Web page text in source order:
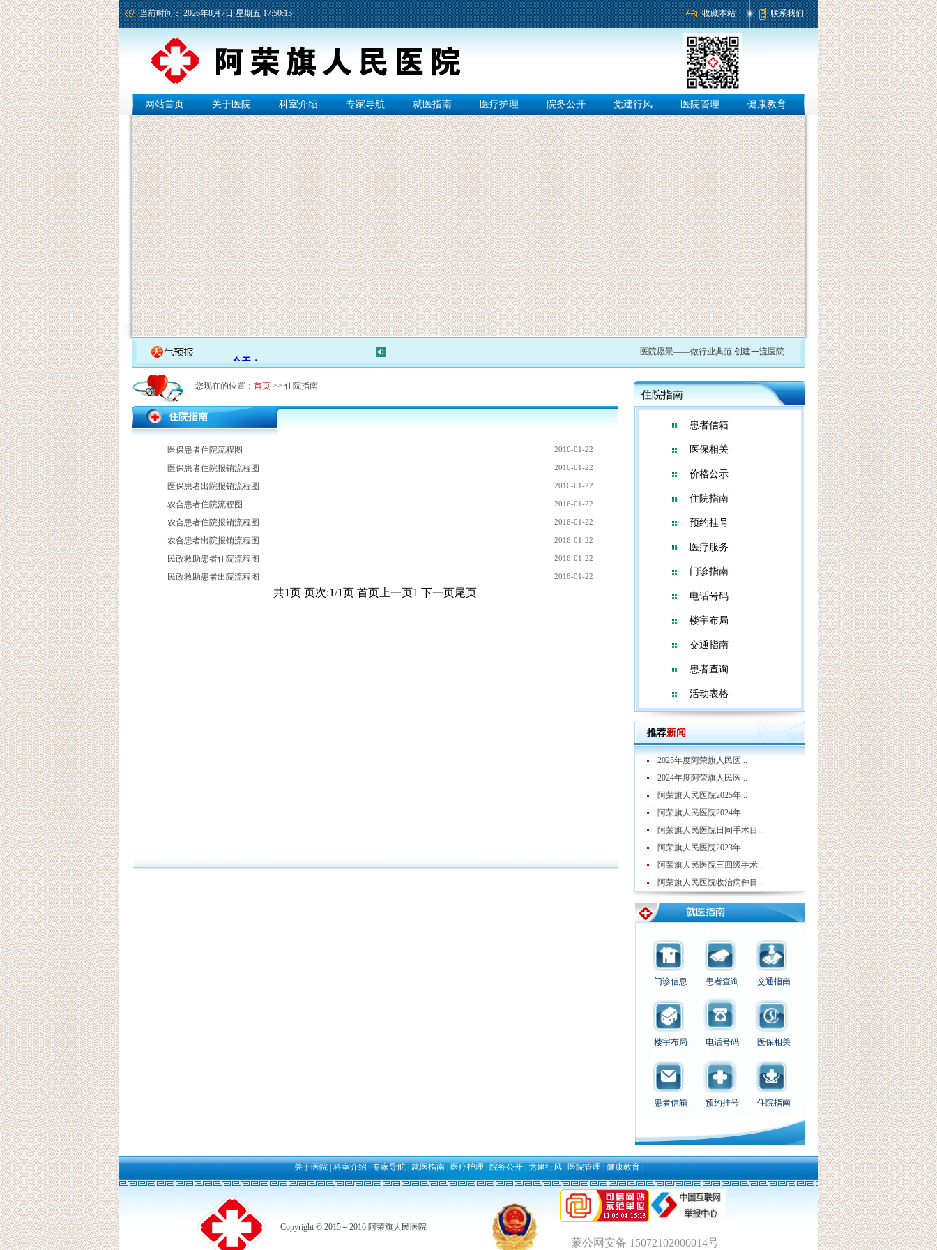
当前时间：2026年8月7日 星期五 17:50:16 收藏本站 联系我们
网站首页 关于医院 科室介绍 专家导航 就医指南 医疗护理 院务公开 党建行风 医院管理 健康教育
医院愿景——做行业典范 创建一流医院
您现在的位置： 首页 >> 住院指南
住院指南
医保患者住院流程图 2016-01-22
医保患者住院报销流程图 2016-01-22
医保患者出院报销流程图 2016-01-22
农合患者住院流程图 2016-01-22
农合患者住院报销流程图 2016-01-22
农合患者出院报销流程图 2016-01-22
民政救助患者住院流程图 2016-01-22
民政救助患者出院流程图 2016-01-22
共1页 页次:1/1页 首页 上一页1 下一页尾页
住院指南
患者信箱
医保相关
价格公示
住院指南
预约挂号
医疗服务
门诊指南
电话号码
楼宇布局
交通指南
患者查询
活动表格
推荐新闻
2025年度阿荣旗人民医...
2024年度阿荣旗人民医...
阿荣旗人民医院2025年...
阿荣旗人民医院2024年...
阿荣旗人民医院日间手术目...
阿荣旗人民医院2023年...
阿荣旗人民医院三四级手术...
阿荣旗人民医院收治病种目...
门诊信息 患者查询 交通指南
楼宇布局 电话号码 医保相关
患者信箱 预约挂号 住院指南
关于医院| 科室介绍 专家导航| 就医指南| 医疗护理 院务公开| 党建行风| 医院管理 健康教育|
Copyright © 2015～2016 阿荣旗人民医院
蒙公网安备 15072102000014号